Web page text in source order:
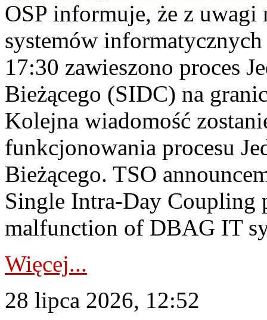
OSP informuje, że z uwagi
systemów
17:30 zawieszono proces
Bieżącego (SIDC) na
Kolejna wiadomość
funkcjonowania procesu
Bieżącego. TSO
Single Intra-Day Coupling
malfunction of DBAG IT
Więcej...
28 lipca 2026, 12:52